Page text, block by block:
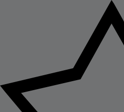
doar de schimbarea produselor de
problema căderii părului este una
ceri ajutorul unui dermatolog.
https://www.nhs.uk/conditions/
https://www.healthline.com/
hair-to-grow-back
https://www.webmd.com/
growth-after-50
https://www.nature.com/
https://
https://www.nature.com/articles/
https://pmc.ncbi.nlm.nih.gov/